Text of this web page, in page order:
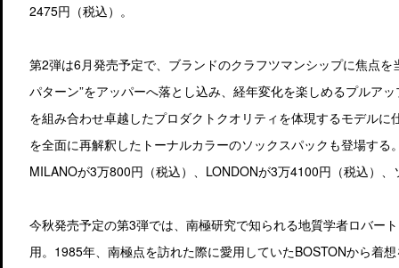
2475円（税込）。
第2弾は6月発売予定で、ブランドのクラフツマンシップに焦点
パターン”をアッパーへ落とし込み、経年変化を楽しめるプルア
を組み合わせ卓越したプロダクトクオリティを体現するモデル
を全面に再解釈したトーナルカラーのソックスパックも登場す
MILANOが3万800円（税込）、LONDONが3万4100円（税込）
今秋発売予定の第3弾では、南極研究で知られる地質学者ロバー
用。1985年、南極点を訪れた際に愛用していたBOSTONから着